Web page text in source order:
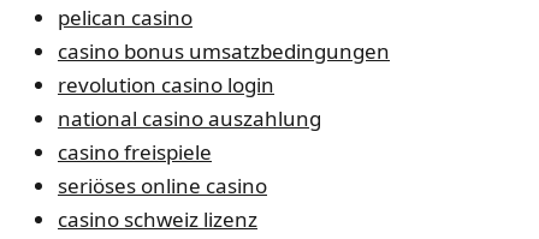
pelican casino
casino bonus umsatzbedingungen
revolution casino login
national casino auszahlung
casino freispiele
seriöses online casino
casino schweiz lizenz